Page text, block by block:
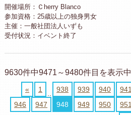
開催場所：Ｃherry Blanco
参加資格：25歳以上の独身男女
主催：一般社団法人いずも
受付状況：イベント終了
9630件中9471～9480件目を表示中
« 1 938 939 940 941
946
947 948 949 950 951